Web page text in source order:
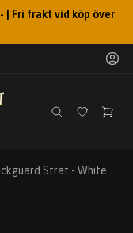
| Fri frakt vid köp över
Strat - White